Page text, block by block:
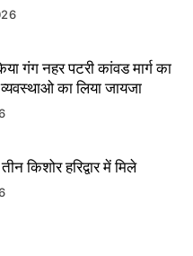
गंग नहर पटरी कांवड मार्ग का
व्यवस्थाओ का लिया जायजा
किशोर हरिद्वार में मिले